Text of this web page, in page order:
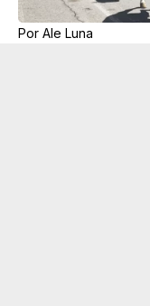
Por Ale Luna